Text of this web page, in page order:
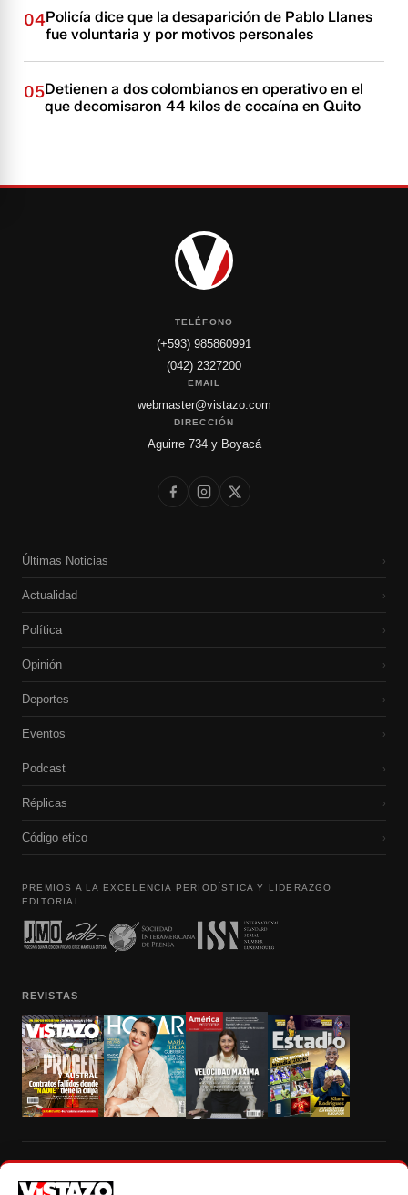
04Policía dice que la desaparición de Pablo Llanes
fue voluntaria y por motivos personales
05Detienen a dos colombianos en operativo en el
que decomisaron 44 kilos de cocaína en Quito
TELÉFONO
(+593) 985860991
(042) 2327200
EMAIL
webmaster@vistazo.com
DIRECCIÓN
Aguirre 734 y Boyacá
Últimas Noticias ›
Actualidad ›
Política ›
Opinión ›
Deportes ›
Eventos ›
Podcast ›
Réplicas ›
Código etico ›
PREMIOS A LA EXCELENCIA PERIODÍSTICA Y LIDERAZGO
EDITORIAL
REVISTAS
autorización escrita de su titular, de todos los contenidos de Vistazo.com.